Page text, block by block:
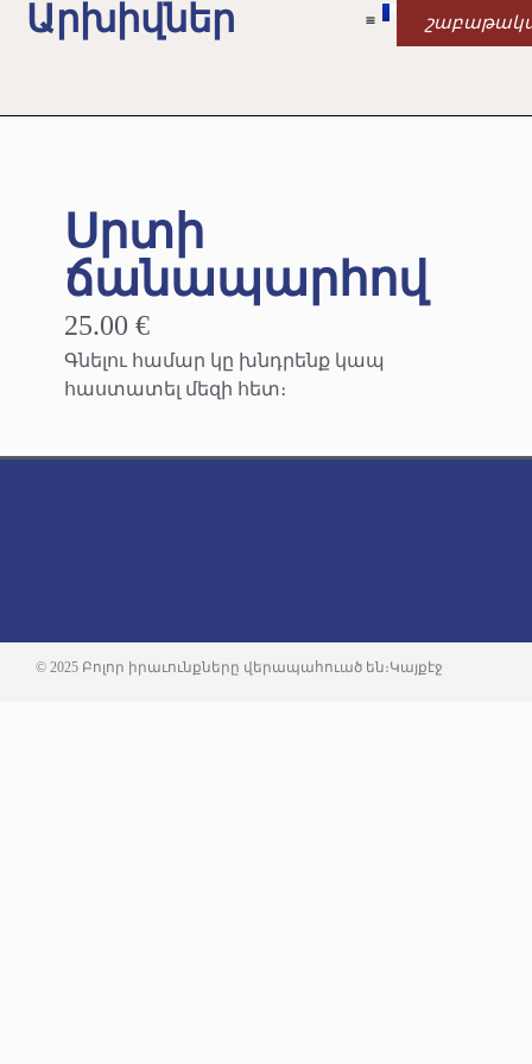
Արխիվներ
Սրտի
ճանապարհով
25.00 €
Գնելու համար կը խնդրենք կապ
հաստատել մեզի հետ։
© 2025 Բոլոր իրաւունքները վերապահուած են։Կայքէջ